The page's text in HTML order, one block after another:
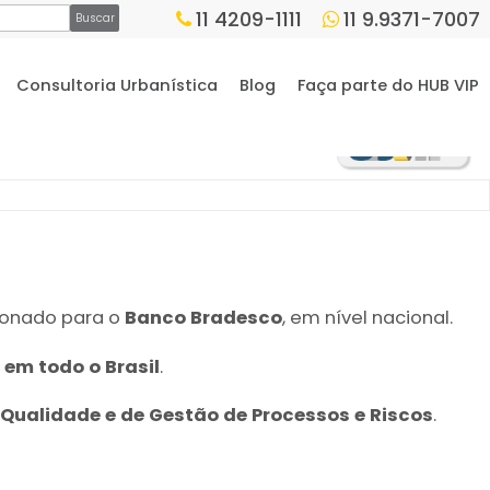
11 4209-1111 11 9.9371-7007
Consultoria Urbanística Blog Faça parte do HUB VIP
para o Banco Bradesco, em nível nacional.
em todo o Brasil.
e de Gestão de Processos e Riscos.